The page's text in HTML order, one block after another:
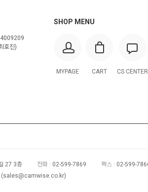
호진)
SHOP MENU
MYPAGE CART CS CENTER
27 3층 전화 : 02-599-7869 팩스 : 02-599-
sales@camwise.co.kr)